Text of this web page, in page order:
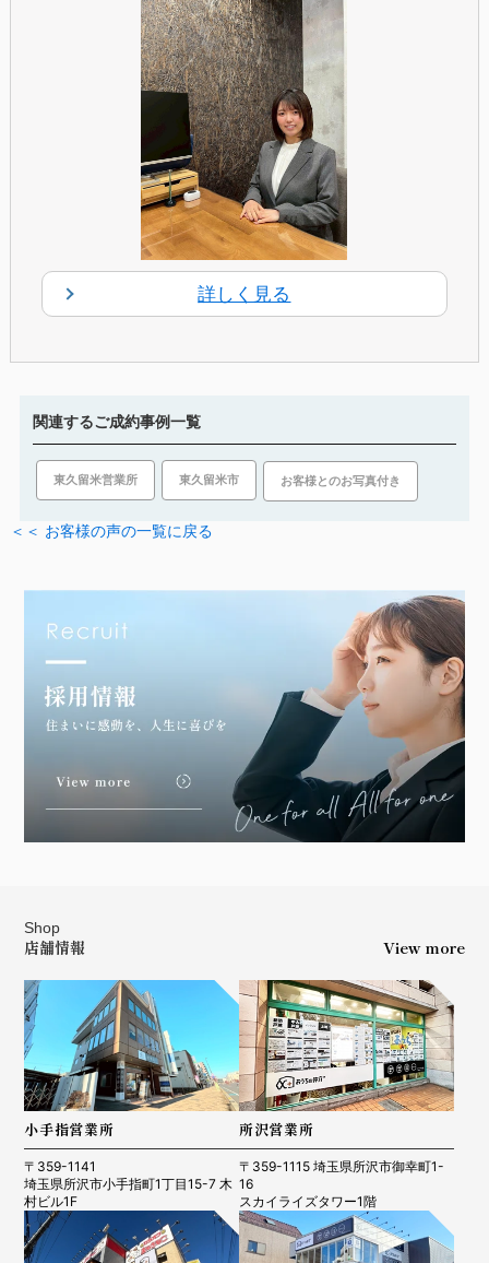
詳しく見る
関連するご成約事例一覧
東久留米営業所 東久留米市 お客様とのお写真付き
＜＜ お客様の声の一覧に戻る
Shop
店舗情報 View more
小手指営業所
〒359-1141
埼玉県所沢市小手指町1丁目15-7 木
村ビル1F
所沢営業所
〒359-1115 埼玉県所沢市御幸町1-
16
スカイライズタワー1階